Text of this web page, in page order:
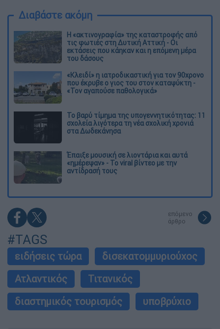
Διαβάστε ακόμη
Η «ακτινογραφία» της καταστροφής από
τις φωτιές στη Δυτική Αττική - Οι
εκτάσεις που κάηκαν και η επόμενη μέρα
του δάσους
«Κλειδί» η ιατροδικαστική για τον 90χρονο
που έκρυβε ο γιος του στον καταψύκτη -
«Τον αγαπούσε παθολογικά»
Το βαρύ τίμημα της υπογεννητικότητας: 11
σχολεία λιγότερα τη νέα σχολική χρονιά
στα Δωδεκάνησα
Έπαιξε μουσική σε λιοντάρια και αυτά
«ημέρεψαν» - Το viral βίντεο με την
αντίδρασή τους
επόμενο
άρθρο
#TAGS
ειδήσεις τώρα
δισεκατομμυριούχος
Ατλαντικός
Τιτανικός
διαστημικός τουρισμός
υποβρύχιο